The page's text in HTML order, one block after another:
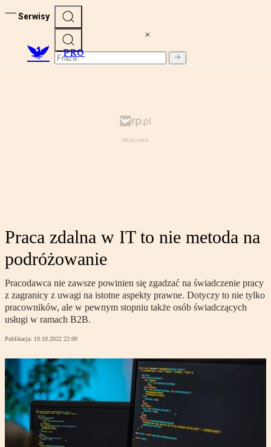
Serwisy
PRO
Praca zdalna w IT to nie metoda na
podróżowanie
Pracodawca nie zawsze powinien się zgadzać na świadczenie pracy
z zagranicy z uwagi na istotne aspekty prawne. Dotyczy to nie tylko
pracowników, ale w pewnym stopniu także osób świadczących
usługi w ramach B2B.
Publikacja: 19.10.2022 22:00